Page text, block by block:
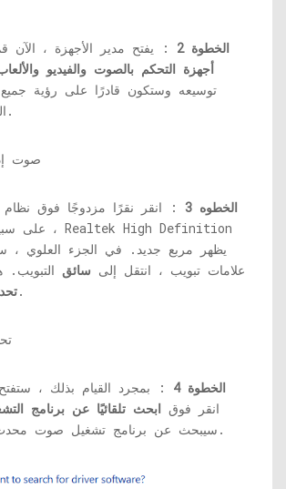
الخطوة 2
: يفتح مدير الأجهزة ، الآن
أجهزة التحكم بالصوت والفيديو
توسيعه وستكون قادرًا على رؤية
المتصلة بنظامك.
الخطوه 3
: انقر نقرًا مزدوجًا فوق
علامات تبويب ، انتقل إلى سائق التبويب.
زر.
الخطوة 4
: بمجرد القيام بذلك ،
انقر فوق ابحث تلقائيًا عن برنامج
سيبحث عن برنامج تشغيل صوت محدث عبر الإنترنت.